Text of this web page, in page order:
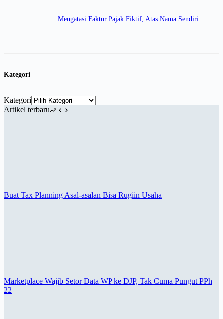
Mengatasi Faktur Pajak Fiktif, Atas Nama Sendiri
Kategori
Kategori
Artikel terbaru
Buat Tax Planning Asal-asalan Bisa Rugiin Usaha
Marketplace Wajib Setor Data WP ke DJP, Tak Cuma Pungut PPh
22